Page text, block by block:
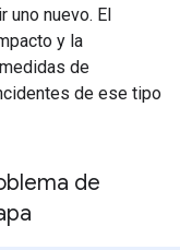
uno nuevo. El
y la
de
de ese tipo
de